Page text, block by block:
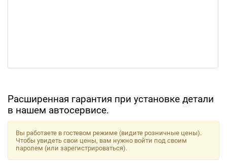
Расширенная гарантия при установке детали
в нашем автосервисе.
Вы работаете в гостевом режиме (видите розничные цены).
Чтобы увидеть свои цены, вам нужно войти под своим
паролем (или зарегистрироваться).